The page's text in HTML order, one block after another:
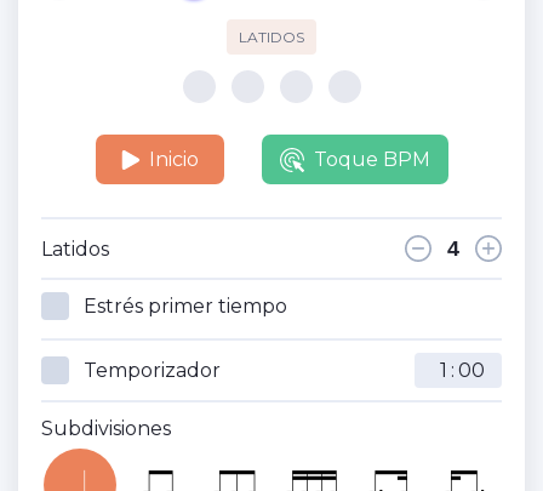
LATIDOS
Inicio Toque BPM
Latidos
Estrés primer tiempo
Temporizador :
Subdivisiones